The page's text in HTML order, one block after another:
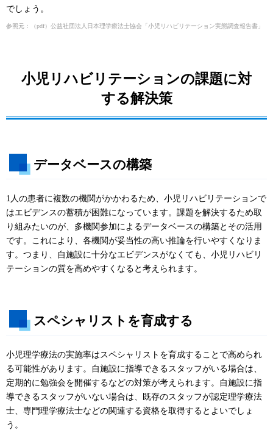
でしょう。
参照元：（pdf）公益社団法人日本理学療法士協会「小児リハビリテーション実態調査報告書」（
小児リハビリテーションの課題に対
する解決策
データベースの構築
1人の患者に複数の機関がかかわるため、小児リハビリテーションで
はエビデンスの蓄積が困難になっています。課題を解決するため取
り組みたいのが、多機関参加によるデータベースの構築とその活用
です。これにより、各機関が妥当性の高い推論を行いやすくなりま
す。つまり、自施設に十分なエビデンスがなくても、小児リハビリ
テーションの質を高めやすくなると考えられます。
スペシャリストを育成する
小児理学療法の実施率はスペシャリストを育成することで高められ
る可能性があります。自施設に指導できるスタッフがいる場合は、
定期的に勉強会を開催するなどの対策が考えられます。自施設に指
導できるスタッフがいない場合は、既存のスタッフが認定理学療法
士、専門理学療法士などの関連する資格を取得するとよいでしょ
う。